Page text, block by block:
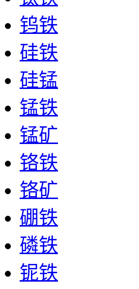
钨铁
硅铁
硅锰
锰铁
锰矿
铬铁
铬矿
硼铁
磷铁
铌铁